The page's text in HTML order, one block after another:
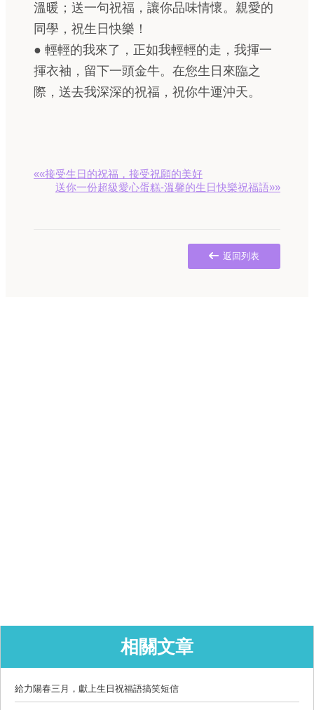
溫暖；送一句祝福，讓你品味情懷。親愛的
同學，祝生日快樂！
● 輕輕的我來了，正如我輕輕的走，我揮一
揮衣袖，留下一頭金牛。在您生日來臨之
際，送去我深深的祝福，祝你牛運沖天。
««接受生日的祝福，接受祝願的美好
送你一份超級愛心蛋糕-溫馨的生日快樂祝福語»»
返回列表
相關文章
給力陽春三月，獻上生日祝福語搞笑短信